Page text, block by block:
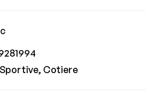
Cotiere